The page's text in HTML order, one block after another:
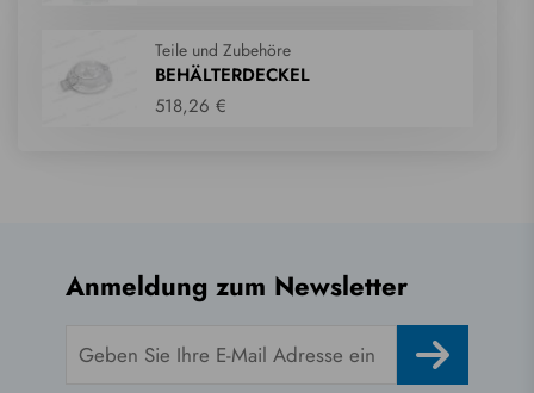
Teile und Zubehöre
BEHÄLTERDECKEL
518,26 €
Anmeldung zum Newsletter